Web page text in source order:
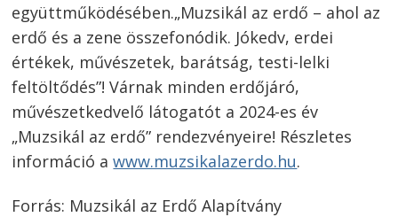
együttműködésében.„Muzsikál az erdő – ahol az
erdő és a zene összefonódik. Jókedv, erdei
értékek, művészetek, barátság, testi-lelki
feltöltődés”! Várnak minden erdőjáró,
művészetkedvelő látogatót a 2024-es év
„Muzsikál az erdő” rendezvényeire! Részletes
információ awww.muzsikalazerdo.hu.
Forrás: Muzsikál az Erdő Alapítvány